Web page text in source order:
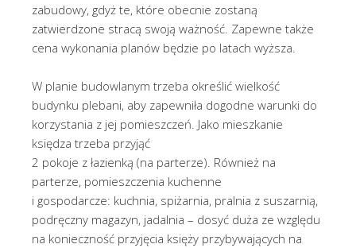
zabudowy, gdyż te, które obecnie zostaną
zatwierdzone stracą swoją ważność. Zapewne także
cena wykonania planów będzie po latach wyższa.
W planie budowlanym trzeba określić wielkość
budynku plebani, aby zapewniła dogodne warunki do
korzystania z jej pomieszczeń. Jako mieszkanie
księdza trzeba przyjąć
2 pokoje z łazienką (na parterze). Również na
parterze, pomieszczenia kuchenne
i gospodarcze: kuchnia, spiżarnia, pralnia z suszarnią,
podręczny magazyn, jadalnia – dosyć duża ze względu
na konieczność przyjęcia księży przybywających na